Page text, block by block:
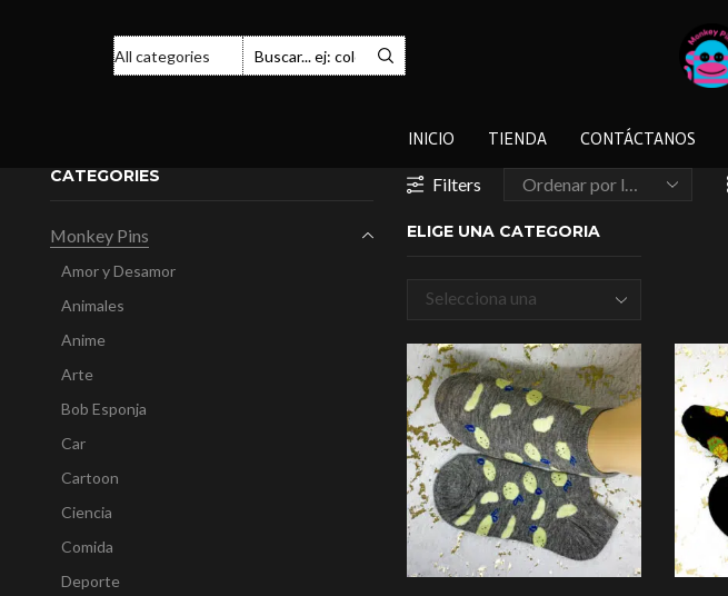
INICIO TIENDA CONTÁCTANOS
Filters
ELIGE UNA CATEGORIA
Selecciona una
CATEGORIES
Monkey Pins
Amor y Desamor
Animales
Anime
Arte
Bob Esponja
Car
Cartoon
Ciencia
Comida
Deporte